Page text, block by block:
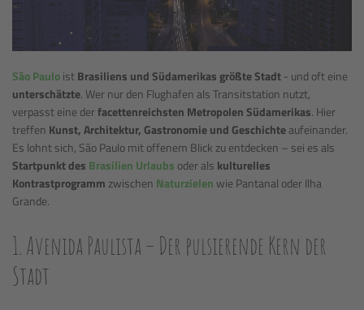
São PauloistBrasiliens und Südamerikas größte Stadt- und oft eine
unterschätzte. Wer nur den Flughafen als Transitstation nutzt,
verpasst eine derfacettenreichsten Metropolen Südamerikas. Hier
treffen Kunst, Architektur, Gastronomie und Geschichteaufeinander.
Es lohnt sich, São Paulo mit offenem Blick zu entdecken – sei es als
Startpunkt des Brasilien Urlaubs oder als kulturelles
Kontrastprogrammzwischen Naturzielenwie Pantanal oder Ilha
Grande.
1. Avenida Paulista – Der pulsierende Kern der
Stadt